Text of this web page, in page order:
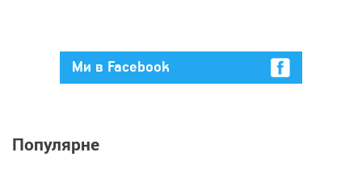
Ми в Facebook
Популярне